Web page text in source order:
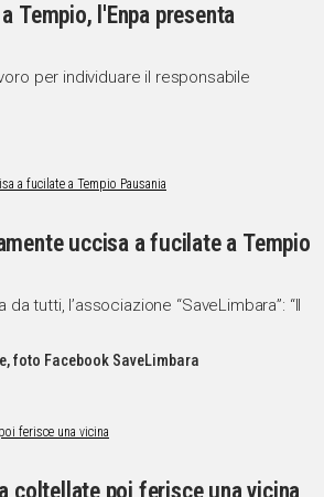
Tempio, l'Enpa presenta
per individuare il responsabile
uccisa a fucilate a Tempio
tutti, l’associazione “SaveLimbara”: “Il
foto Facebook SaveLimbara
coltellate poi ferisce una vicina